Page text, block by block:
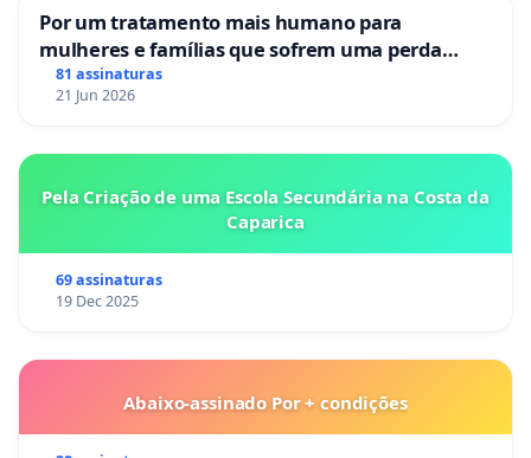
Por um tratamento mais humano para
mulheres e famílias que sofrem uma perda
gestacional nos hospitais portugueses
81 assinaturas
21 Jun 2026
Pela Criação de uma Escola Secundária na Costa da
Caparica
69 assinaturas
19 Dec 2025
Abaixo-assinado Por + condições